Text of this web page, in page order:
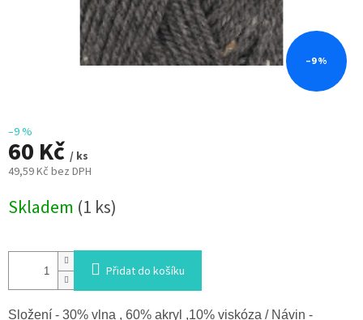
–9 %
–9 %
60 Kč / ks
49,59 Kč bez DPH
cena:
Skladem (1 ks)
Přidat do košíku
Složení - 30% vlna , 60% akryl ,10% viskóza / Návin -